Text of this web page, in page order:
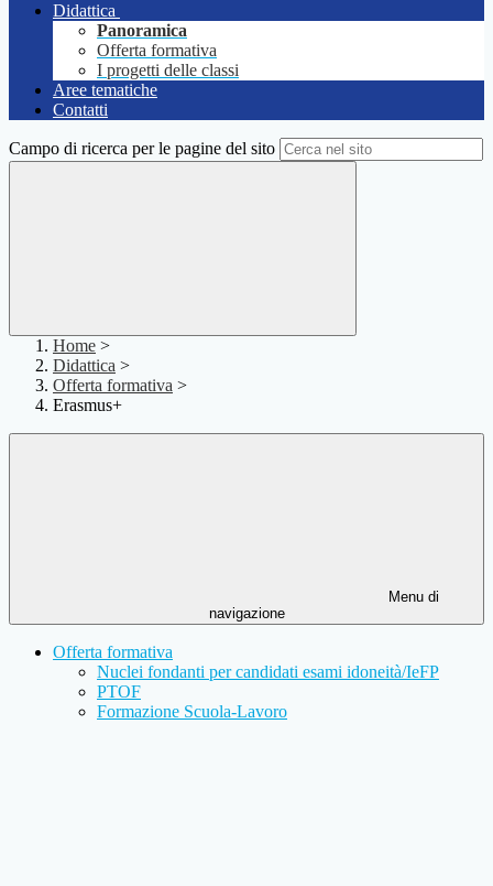
Didattica
Panoramica
Offerta formativa
I progetti delle classi
Aree tematiche
Contatti
Campo di ricerca per le pagine del sito
Home >
Didattica >
Offerta formativa >
Erasmus+
Menu di
navigazione
Offerta formativa
Nuclei fondanti per candidati esami idoneità/IeFP
PTOF
Formazione Scuola-Lavoro